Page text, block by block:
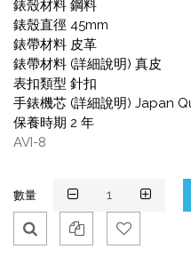
錶殼材料 鋼料
錶殼直徑 45mm
錶帶材料 皮革
錶帶材料 (詳細說明) 真皮
表扣類型 針扣
手錶機芯 (詳細說明) Japan
保養時期 2 年
AVI-8
數量